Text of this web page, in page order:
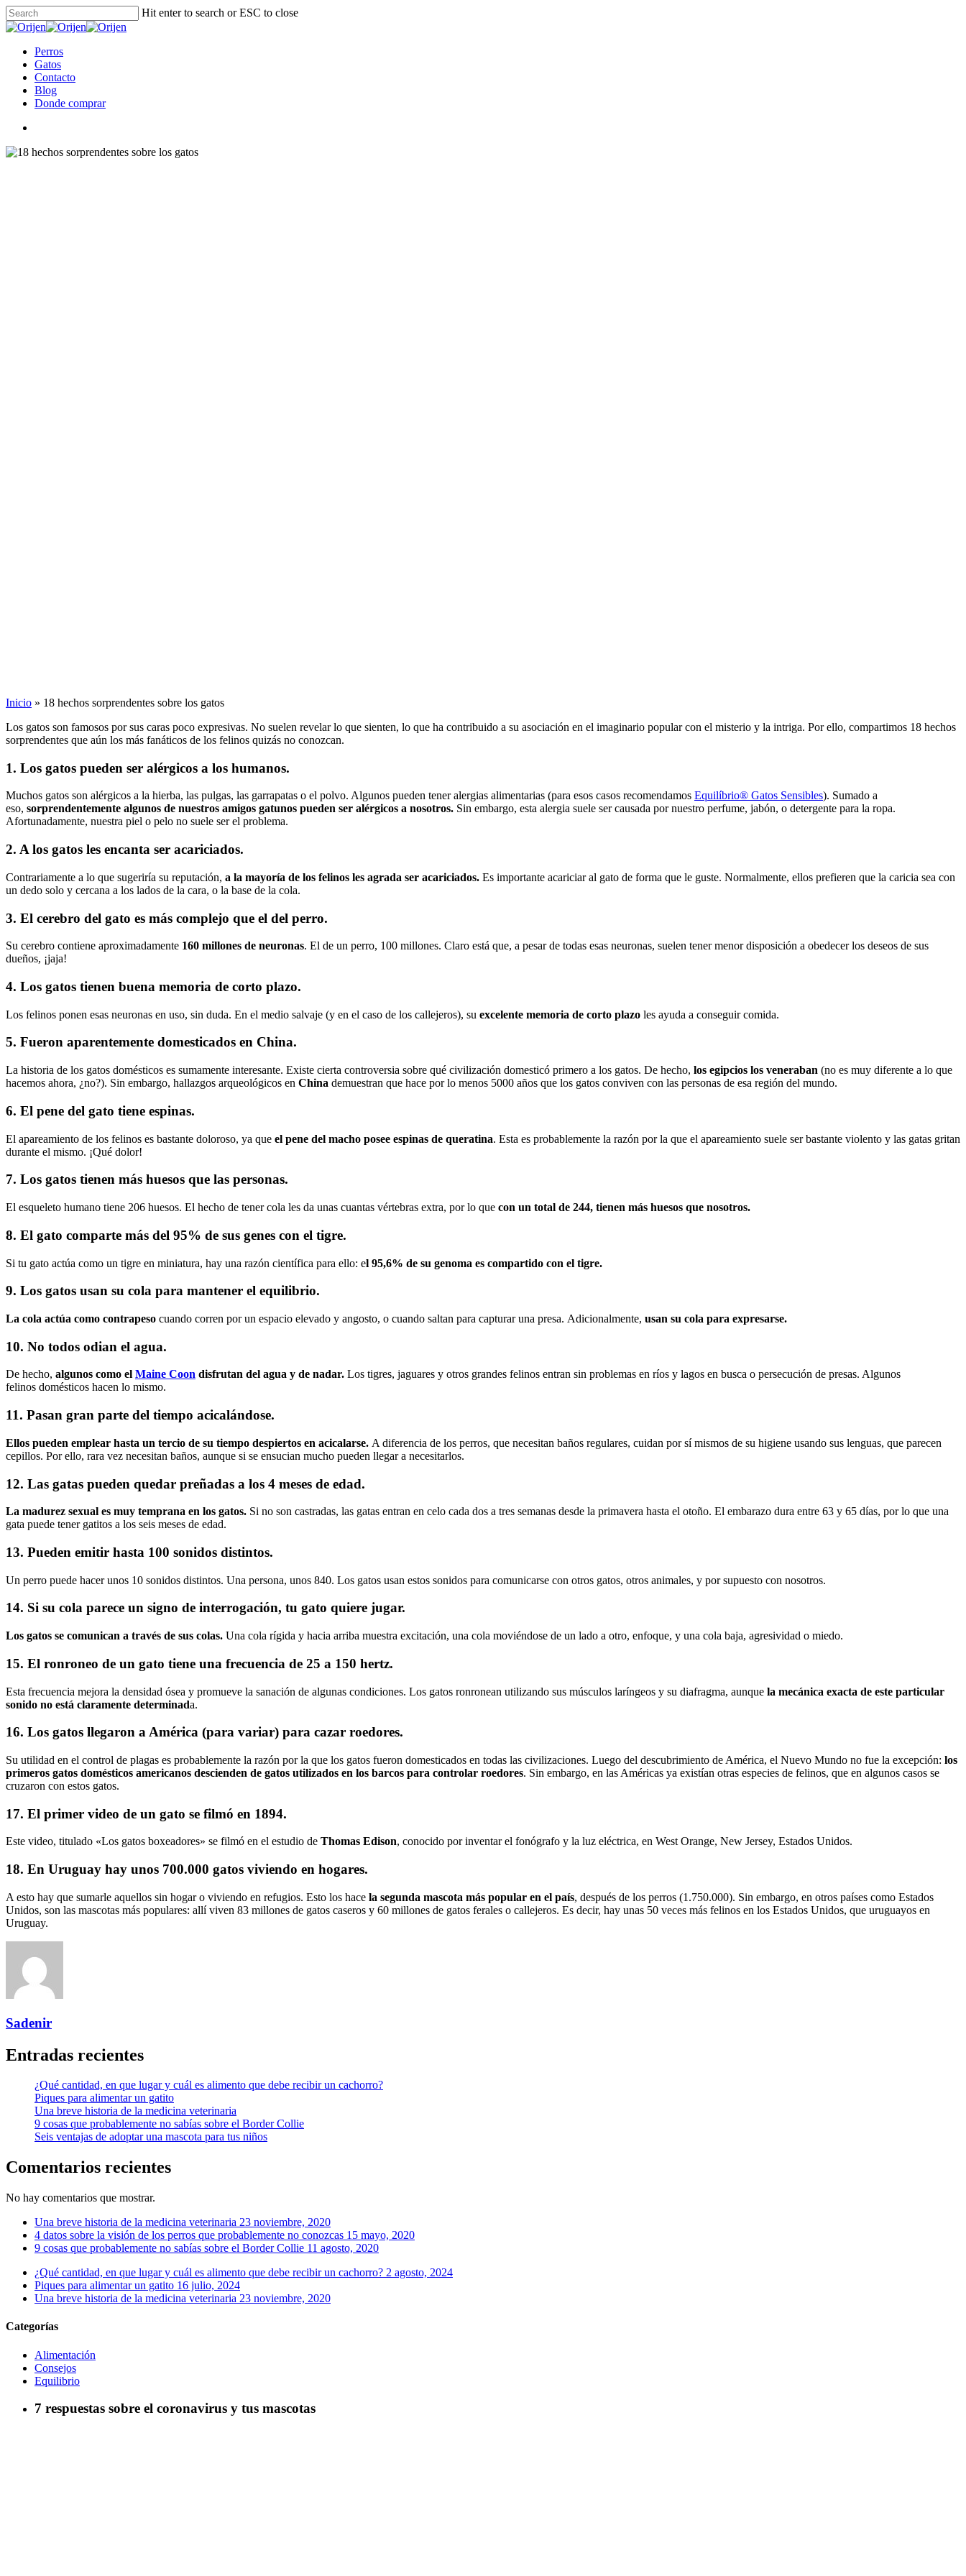
Hit enter to search or ESC to close
Perros
Gatos
Contacto
Blog
Donde comprar
Inicio » 18 hechos sorprendentes sobre los gatos
Los gatos son famosos por sus caras poco expresivas. No suelen revelar lo que sienten, lo que ha contribuido a su asociación en el imaginario popular con el misterio y la intriga. Por ello, compartimos 18 hechos
sorprendentes que aún los más fanáticos de los felinos quizás no conozcan.
1. Los gatos pueden ser alérgicos a los humanos.
Muchos gatos son alérgicos a la hierba, las pulgas, las garrapatas o el polvo. Algunos pueden tener alergias alimentarias (para esos casos recomendamos Equilíbrio® Gatos Sensibles). Sumado a
eso, sorprendentemente algunos de nuestros amigos gatunos pueden ser alérgicos a nosotros. Sin embargo, esta alergia suele ser causada por nuestro perfume, jabón, o detergente para la ropa.
Afortunadamente, nuestra piel o pelo no suele ser el problema.
2. A los gatos les encanta ser acariciados.
Contrariamente a lo que sugeriría su reputación, a la mayoría de los felinos les agrada ser acariciados. Es importante acariciar al gato de forma que le guste. Normalmente, ellos prefieren que la caricia sea con
un dedo solo y cercana a los lados de la cara, o la base de la cola.
3. El cerebro del gato es más complejo que el del perro.
Su cerebro contiene aproximadamente 160 millones de neuronas. El de un perro, 100 millones. Claro está que, a pesar de todas esas neuronas, suelen tener menor disposición a obedecer los deseos de sus
dueños, ¡jaja!
4. Los gatos tienen buena memoria de corto plazo.
Los felinos ponen esas neuronas en uso, sin duda. En el medio salvaje (y en el caso de los callejeros), su excelente memoria de corto plazo les ayuda a conseguir comida.
5. Fueron aparentemente domesticados en China.
La historia de los gatos domésticos es sumamente interesante. Existe cierta controversia sobre qué civilización domesticó primero a los gatos. De hecho, los egipcios los veneraban (no es muy diferente a lo que
hacemos ahora, ¿no?). Sin embargo, hallazgos arqueológicos en China demuestran que hace por lo menos 5000 años que los gatos conviven con las personas de esa región del mundo.
6. El pene del gato tiene espinas.
El apareamiento de los felinos es bastante doloroso, ya que el pene del macho posee espinas de queratina. Esta es probablemente la razón por la que el apareamiento suele ser bastante violento y las gatas gritan
durante el mismo. ¡Qué dolor!
7. Los gatos tienen más huesos que las personas.
El esqueleto humano tiene 206 huesos. El hecho de tener cola les da unas cuantas vértebras extra, por lo que con un total de 244, tienen más huesos que nosotros.
8. El gato comparte más del 95% de sus genes con el tigre.
Si tu gato actúa como un tigre en miniatura, hay una razón científica para ello: el 95,6% de su genoma es compartido con el tigre.
9. Los gatos usan su cola para mantener el equilibrio.
La cola actúa como contrapeso cuando corren por un espacio elevado y angosto, o cuando saltan para capturar una presa. Adicionalmente, usan su cola para expresarse.
10. No todos odian el agua.
De hecho, algunos como el Maine Coon disfrutan del agua y de nadar. Los tigres, jaguares y otros grandes felinos entran sin problemas en ríos y lagos en busca o persecución de presas. Algunos
felinos domésticos hacen lo mismo.
11. Pasan gran parte del tiempo acicalándose.
Ellos pueden emplear hasta un tercio de su tiempo despiertos en acicalarse. A diferencia de los perros, que necesitan baños regulares, cuidan por sí mismos de su higiene usando sus lenguas, que parecen
cepillos. Por ello, rara vez necesitan baños, aunque si se ensucian mucho pueden llegar a necesitarlos.
12. Las gatas pueden quedar preñadas a los 4 meses de edad.
La madurez sexual es muy temprana en los gatos. Si no son castradas, las gatas entran en celo cada dos a tres semanas desde la primavera hasta el otoño. El embarazo dura entre 63 y 65 días, por lo que una
gata puede tener gatitos a los seis meses de edad.
13. Pueden emitir hasta 100 sonidos distintos.
Un perro puede hacer unos 10 sonidos distintos. Una persona, unos 840. Los gatos usan estos sonidos para comunicarse con otros gatos, otros animales, y por supuesto con nosotros.
14. Si su cola parece un signo de interrogación, tu gato quiere jugar.
Los gatos se comunican a través de sus colas. Una cola rígida y hacia arriba muestra excitación, una cola moviéndose de un lado a otro, enfoque, y una cola baja, agresividad o miedo.
15. El ronroneo de un gato tiene una frecuencia de 25 a 150 hertz.
Esta frecuencia mejora la densidad ósea y promueve la sanación de algunas condiciones. Los gatos ronronean utilizando sus músculos laríngeos y su diafragma, aunque la mecánica exacta de este particular
sonido no está claramente determinada.
16. Los gatos llegaron a América (para variar) para cazar roedores.
Su utilidad en el control de plagas es probablemente la razón por la que los gatos fueron domesticados en todas las civilizaciones. Luego del descubrimiento de América, el Nuevo Mundo no fue la excepción: los
primeros gatos domésticos americanos descienden de gatos utilizados en los barcos para controlar roedores. Sin embargo, en las Américas ya existían otras especies de felinos, que en algunos casos se
cruzaron con estos gatos.
17. El primer video de un gato se filmó en 1894.
Este video, titulado «Los gatos boxeadores» se filmó en el estudio de Thomas Edison, conocido por inventar el fonógrafo y la luz eléctrica, en West Orange, New Jersey, Estados Unidos.
18. En Uruguay hay unos 700.000 gatos viviendo en hogares.
A esto hay que sumarle aquellos sin hogar o viviendo en refugios. Esto los hace la segunda mascota más popular en el país, después de los perros (1.750.000). Sin embargo, en otros países como Estados
Unidos, son las mascotas más populares: allí viven 83 millones de gatos caseros y 60 millones de gatos ferales o callejeros. Es decir, hay unas 50 veces más felinos en los Estados Unidos, que uruguayos en
Uruguay.
Sadenir
Entradas recientes
¿Qué cantidad, en que lugar y cuál es alimento que debe recibir un cachorro?
Piques para alimentar un gatito
Una breve historia de la medicina veterinaria
9 cosas que probablemente no sabías sobre el Border Collie
Seis ventajas de adoptar una mascota para tus niños
Comentarios recientes
No hay comentarios que mostrar.
Una breve historia de la medicina veterinaria 23 noviembre, 2020
4 datos sobre la visión de los perros que probablemente no conozcas 15 mayo, 2020
9 cosas que probablemente no sabías sobre el Border Collie 11 agosto, 2020
¿Qué cantidad, en que lugar y cuál es alimento que debe recibir un cachorro? 2 agosto, 2024
Piques para alimentar un gatito 16 julio, 2024
Una breve historia de la medicina veterinaria 23 noviembre, 2020
Categorías
Alimentación
Consejos
Equilibrio
7 respuestas sobre el coronavirus y tus mascotas